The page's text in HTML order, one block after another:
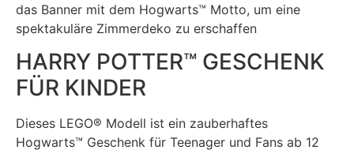
das Banner mit dem Hogwarts™ Motto, um eine
spektakuläre Zimmerdeko zu erschaffen
HARRY POTTER™ GESCHENK
FÜR KINDER
Dieses LEGO® Modell ist ein zauberhaftes
Hogwarts™ Geschenk für Teenager und Fans ab 12